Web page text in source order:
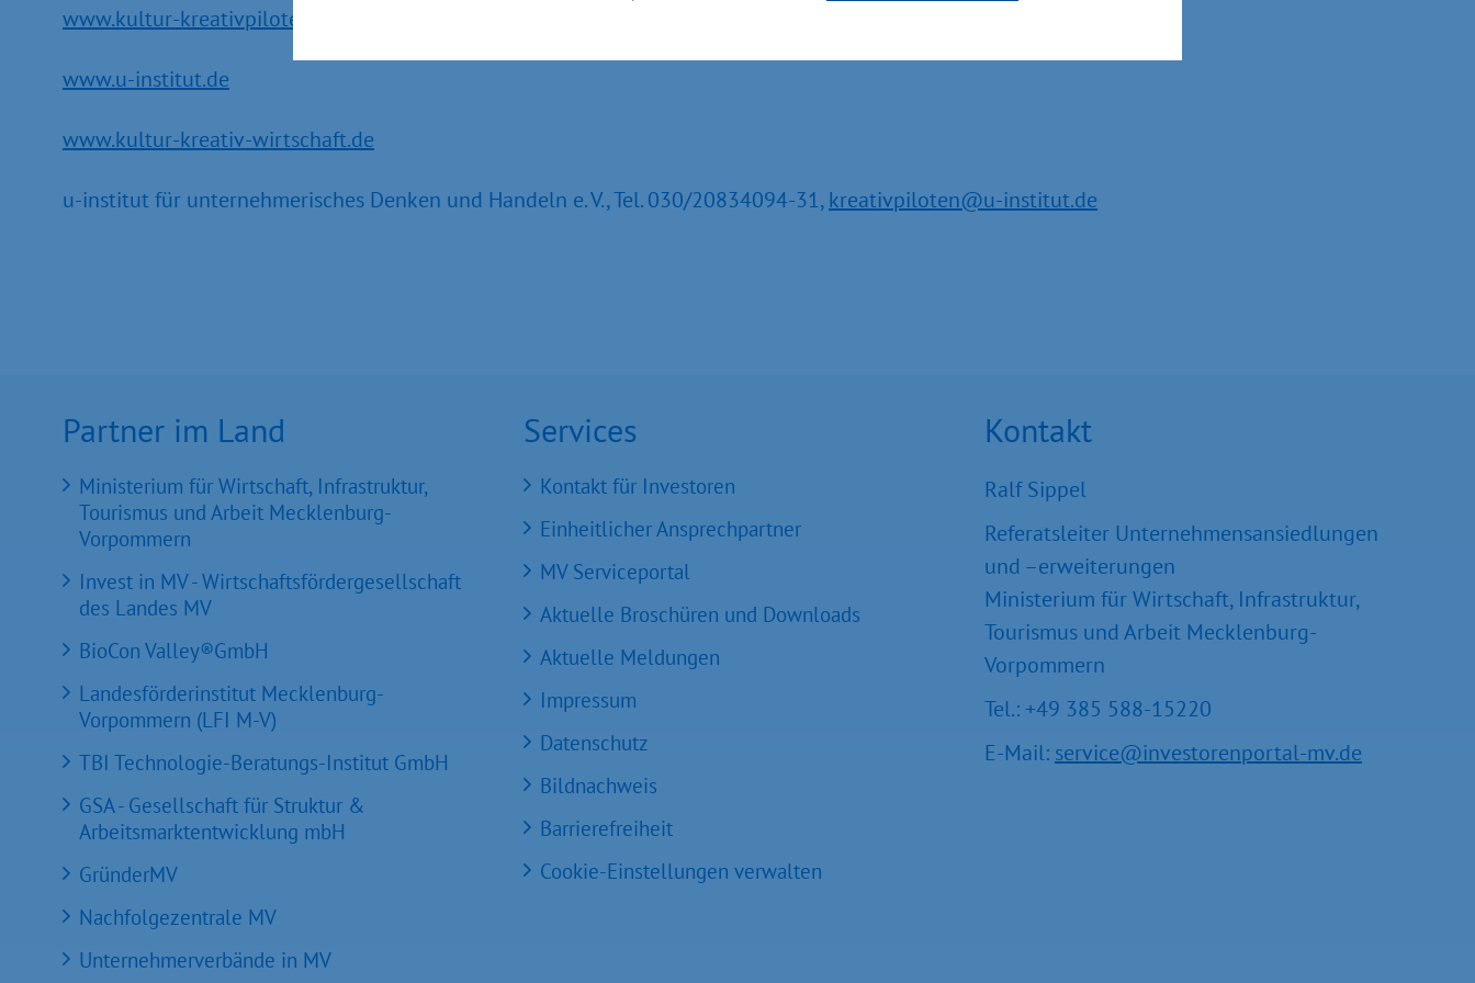
www.kultur-kreativpiloten.de
www.u-institut.de
www.kultur-kreativ-wirtschaft.de
u-institut für unternehmerisches Denken und Handeln e. V., Tel. 030/20834094-31,kreativpiloten@u-institut.de
Partner im Land
Ministerium für Wirtschaft, Infrastruktur,
Tourismus und Arbeit Mecklenburg-
Vorpommern
Invest in MV - Wirtschaftsfördergesellschaft
des Landes MV
BioCon Valley®GmbH
Landesförderinstitut Mecklenburg-
Vorpommern (LFI M-V)
TBI Technologie-Beratungs-Institut GmbH
GSA - Gesellschaft für Struktur &
Arbeitsmarktentwicklung mbH
GründerMV
Nachfolgezentrale MV
Unternehmerverbände in MV
Services
Kontakt für Investoren
Einheitlicher Ansprechpartner
MV Serviceportal
Aktuelle Broschüren und Downloads
Aktuelle Meldungen
Impressum
Datenschutz
Bildnachweis
Barrierefreiheit
Cookie-Einstellungen verwalten
Kontakt
Ralf Sippel
Referatsleiter Unternehmensansiedlungen
und –erweiterungen
Ministerium für Wirtschaft, Infrastruktur,
Tourismus und Arbeit Mecklenburg-
Vorpommern
Tel.: +49 385 588-15220
E-Mail: service@investorenportal-mv.de